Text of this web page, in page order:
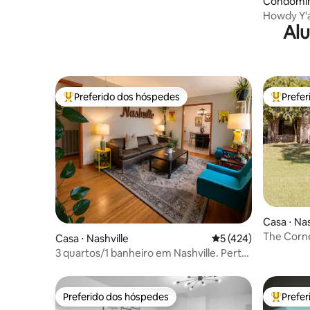
Howdy
quarto)
Entre os melhores preferidos dos hóspedes
Preferido dos hóspedes
Casa ⋅ Nashville 5 de uma avaliação
5 (424)
3 quartos/1 banheiro em Nashville. Perto
Entre
Casa ⋅
The
Preferido dos hóspedes
Preferido dos hóspedes Entre